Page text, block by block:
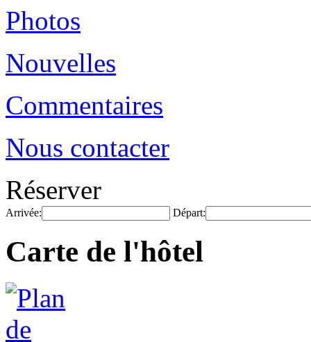
Photos
Nouvelles
Commentaires
Nous contacter
Réserver
Arrivée: Départ:
Carte de l'hôtel